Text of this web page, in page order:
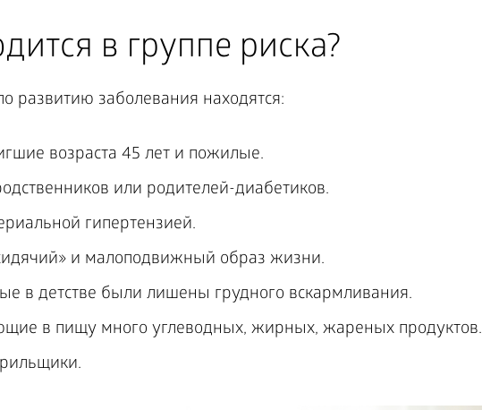
в группе риска?
развитию заболевания находятся:
возраста 45 лет и пожилые.
или родителей-диабетиков.
гипертензией.
и малоподвижный образ жизни.
в детстве были лишены грудного вскармливания.
в пищу много углеводных, жирных, жареных продуктов.